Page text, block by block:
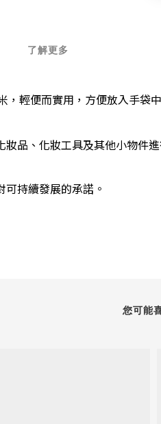
了解更多
輕便而實用，方便放入手
品、化妝工具及其他小物件
持續發展的承諾。
您可能